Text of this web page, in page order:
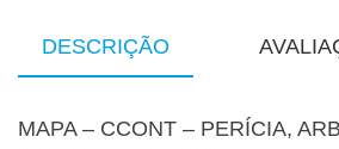
DESCRIÇÃO
MAPA – CCONT – PERÍCIA,